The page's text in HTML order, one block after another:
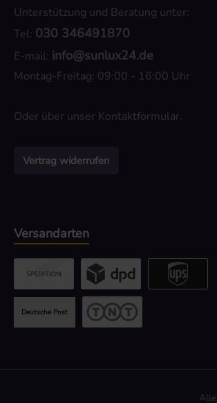
Unterstützung und Beratung unter:
Tel: 030 346491870
E-mail: info@sunlux24.de
Montag-Freitag: 09:00 - 16:00 Uhr
Oder über unser Kontaktformular.
Vertrag widerrufen
Versandarten
Deutsche Post
Benutzerdefiniertes Bild 2Benutzerdefiniertes Bild 3